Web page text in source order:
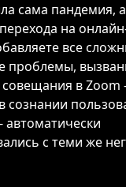
сама пандемия,
на
все
проблемы,
в Zoom
сознании
автоматически
с теми же